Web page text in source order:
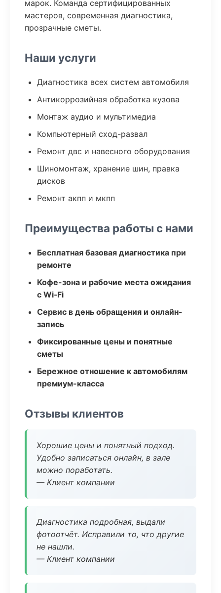
марок. Команда сертифицированных
мастеров, современная диагностика,
прозрачные сметы.
Наши услуги
Диагностика всех систем автомобиля
Антикоррозийная обработка кузова
Монтаж аудио и мультимедиа
Компьютерный сход-развал
Ремонт двс и навесного оборудования
Шиномонтаж, хранение шин, правка
дисков
Ремонт акпп и мкпп
Преимущества работы с нами
Бесплатная базовая диагностика при
ремонте
Кофе-зона и рабочие места ожидания
с Wi‑Fi
Сервис в день обращения и онлайн-
запись
Фиксированные цены и понятные
сметы
Бережное отношение к автомобилям
премиум-класса
Отзывы клиентов
Хорошие цены и понятный подход.
Удобно записаться онлайн, в зале
можно поработать.
— Клиент компании
Диагностика подробная, выдали
фотоотчёт. Исправили то, что другие
не нашли.
— Клиент компании